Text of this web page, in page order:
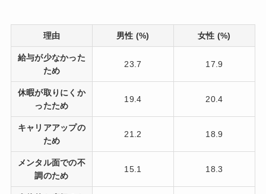
理由 男性 (%) 女性 (%)
給与が少なかった
ため
23.7 17.9
休暇が取りにくか
ったため
19.4 20.4
キャリアアップの
ため
21.2 18.9
メンタル面での不
調のため
15.1 18.3